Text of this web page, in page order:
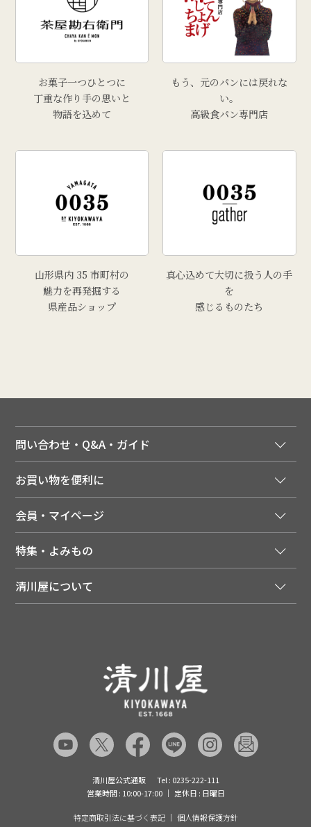
お菓子一つひとつに
丁重な作り手の思いと
物語を込めて
もう、元のパンには戻れな
い。
高級食パン専門店
山形県内 35 市町村の
魅力を再発掘する
県産品ショップ
真心込めて大切に扱う人の手
を
感じるものたち
問い合わせ・Q&A・ガイド
ご利用ガイド
領収書について
送料について
配達日について
返品について
よくあるご質問（FAQ）
あんしんの品質保証について（産直品）
品質保証について（通常品）
お買い物を便利に
季節のカタログを無料でお届け
店舗・ECポイント共通アプリ
LINEお友だち登録
会員・マイページ
会員特典について
注文履歴
特集・よみもの
メディア掲載商品
清川屋のレビューを見る
清川屋について
清川屋公式通販
Tel : 0235-222-111
営業時間 : 10:00-17:00
定休日 : 日曜日
特定商取引法に基づく表記
個人情報保護方針